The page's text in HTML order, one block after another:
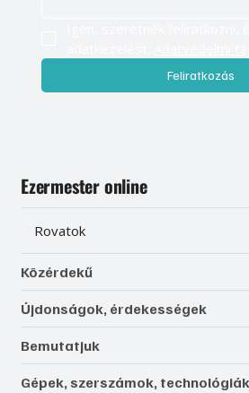
Feliratkozás
Ezermester online
Rovatok
Közérdekű
Újdonságok, érdekességek
Bemutatjuk
Gépek, szerszámok, technológiák